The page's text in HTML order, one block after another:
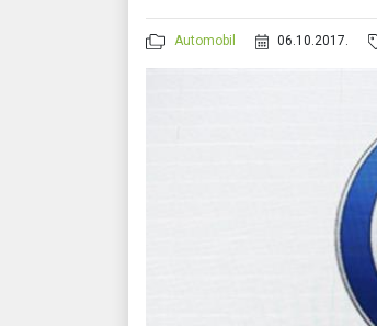
Automobil 06.10.2017.